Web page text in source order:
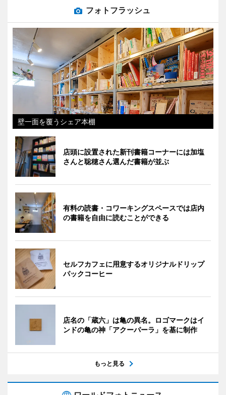
フォトフラッシュ
壁一面を覆うシェア本棚
店頭に設置された新刊書籍コーナーには加塩
さんと聡穂さん選んだ書籍が並ぶ
有料の読書・コワーキングスペースでは店内
の書籍を自由に読むことができる
セルフカフェに用意するオリジナルドリップ
パックコーヒー
店名の「蔵六」は亀の異名。ロゴマークはイ
ンドの亀の神「アクーパーラ」を基に制作
もっと見る